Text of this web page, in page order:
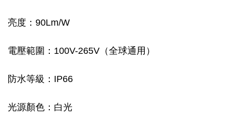
亮度：90Lm/W
電壓範圍：100V-265V（全球通用）
防水等級：IP66
光源顏色：白光